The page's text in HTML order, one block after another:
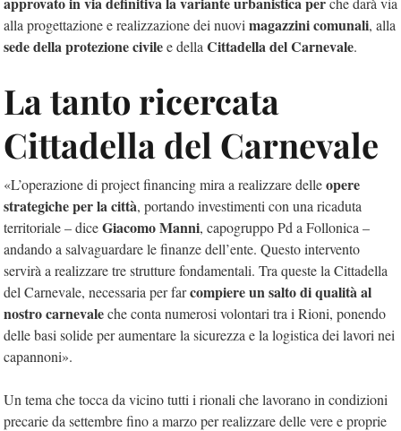
alla progettazione e realizzazione dei nuovi magazzini comunali, alla
sede della protezione civilee della Cittadella del Carnevale.
La tanto ricercata
Cittadella del Carnevale
«L’operazione di project financing mira a realizzare delleopere
strategiche per la città, portando investimenti con una ricaduta
territoriale – diceGiacomo Manni, capogruppo Pd a Follonica –
andando a salvaguardare le finanze dell’ente. Questo intervento
servirà a realizzare tre strutture fondamentali. Tra queste la Cittadella
del Carnevale, necessaria per farcompiere un salto di qualità al
nostro carnevaleche conta numerosi volontari tra i Rioni, ponendo
delle basi solide per aumentare la sicurezza e la logistica dei lavori nei
capannoni».
Un tema che tocca da vicino tutti i rionali che lavorano in condizioni
precarie da settembre fino a marzo per realizzare delle vere e proprie